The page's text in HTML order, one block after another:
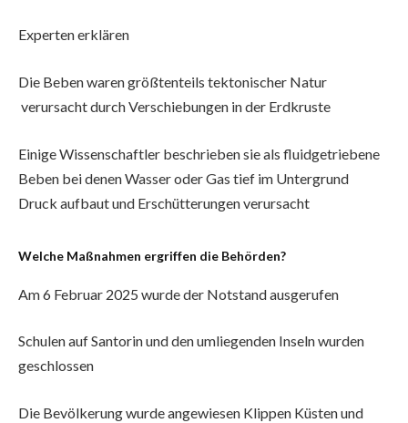
Experten erklären
Die Beben waren größtenteils tektonischer Natur
verursacht durch Verschiebungen in der Erdkruste
Einige Wissenschaftler beschrieben sie als fluidgetriebene
Beben bei denen Wasser oder Gas tief im Untergrund
Druck aufbaut und Erschütterungen verursacht
Welche Maßnahmen ergriffen die Behörden?
Am 6 Februar 2025 wurde der Notstand ausgerufen
Schulen auf Santorin und den umliegenden Inseln wurden
geschlossen
Die Bevölkerung wurde angewiesen Klippen Küsten und